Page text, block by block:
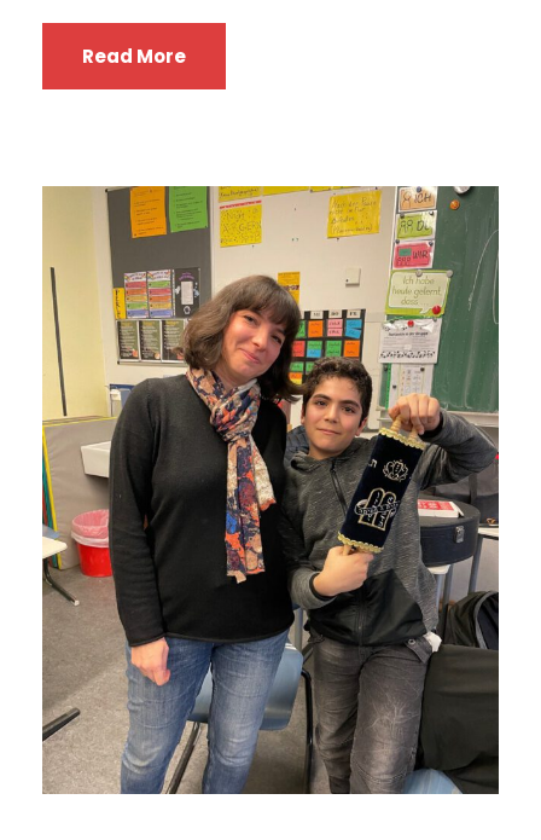
Read More